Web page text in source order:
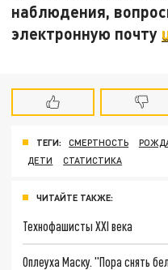
наблюдения,
электронную почту
ТЕГИ: СМЕРТНОСТЬ
ДЕТИ
СТАТИСТИКА
ЧИТАЙТЕ ТАКЖЕ:
Технофашисты XXI века
Оплеуха Маску. "Пора снять